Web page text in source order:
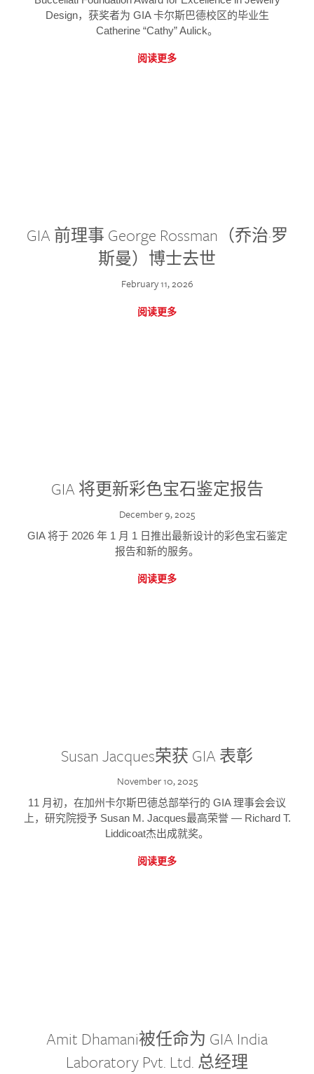
Design，获奖者为 GIA 卡尔斯巴德校区的毕业生
Catherine “Cathy” Aulick。
阅读更多
GIA 前理事 George Rossman（乔治·罗
斯曼）博士去世
February 11, 2026
阅读更多
GIA 将更新彩色宝石鉴定报告
December 9, 2025
GIA 将于 2026 年 1 月 1 日推出最新设计的彩色宝石鉴定
报告和新的服务。
阅读更多
Susan Jacques荣获 GIA 表彰
November 10, 2025
11 月初，在加州卡尔斯巴德总部举行的 GIA 理事会会议
上，研究院授予 Susan M. Jacques最高荣誉 — Richard T.
Liddicoat杰出成就奖。
阅读更多
Amit Dhamani被任命为 GIA India
Laboratory Pvt. Ltd. 总经理